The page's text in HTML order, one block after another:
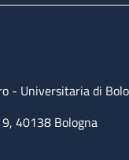
- Universitaria di
40138 Bologna